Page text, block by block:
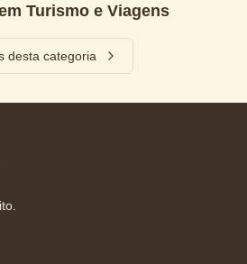
Turismo e Viagens
desta categoria